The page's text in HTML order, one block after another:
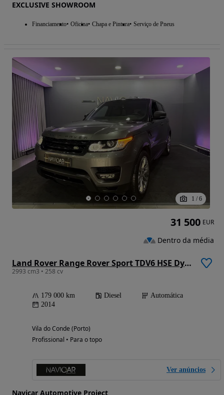
EXCLUSIVE SHOWROOM
Financiamento Oficina Chapa e Pintura Serviço de Pneus
1 / 6
Land Rover Range Rover Sport TDV6 HSE Dynamic
2993 cm3 • 258 cv
179 000 km Diesel
Automática
2014
Vila do Conde (Porto)
Profissional • Para o topo
Ver anúncios
Navicar Automotive Project
31 500 EUR
Dentro da média